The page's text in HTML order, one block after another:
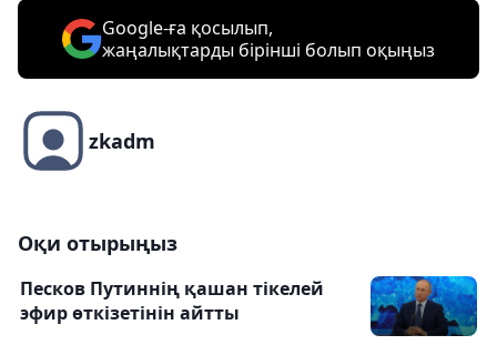
Google-ға қосылып,
жаңалықтарды бірінші болып оқыңыз
zkadm
Оқи отырыңыз
Песков Путиннің қашан тікелей
эфир өткізетінін айтты